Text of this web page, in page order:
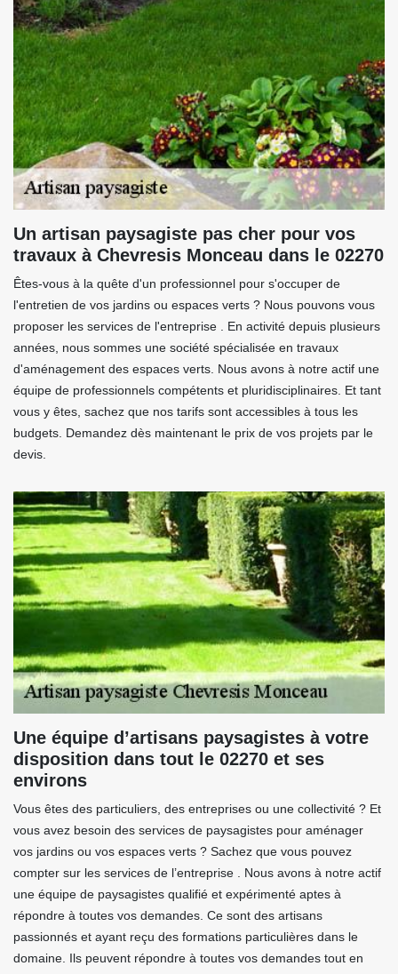
Un artisan paysagiste pas cher pour vos
travaux à Chevresis Monceau dans le 02270
Êtes-vous à la quête d'un professionnel pour s'occuper de
l'entretien de vos jardins ou espaces verts ? Nous pouvons vous
proposer les services de l'entreprise . En activité depuis plusieurs
années, nous sommes une société spécialisée en travaux
d'aménagement des espaces verts. Nous avons à notre actif une
équipe de professionnels compétents et pluridisciplinaires. Et tant
vous y êtes, sachez que nos tarifs sont accessibles à tous les
budgets. Demandez dès maintenant le prix de vos projets par le
devis.
Une équipe d’artisans paysagistes à votre
disposition dans tout le 02270 et ses
environs
Vous êtes des particuliers, des entreprises ou une collectivité ? Et
vous avez besoin des services de paysagistes pour aménager
vos jardins ou vos espaces verts ? Sachez que vous pouvez
compter sur les services de l’entreprise . Nous avons à notre actif
une équipe de paysagistes qualifié et expérimenté aptes à
répondre à toutes vos demandes. Ce sont des artisans
passionnés et ayant reçu des formations particulières dans le
domaine. Ils peuvent répondre à toutes vos demandes tout en